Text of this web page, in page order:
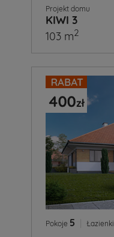
Projekt domu
KIWI 3
103 m2
Pokoje 5 Łazienki